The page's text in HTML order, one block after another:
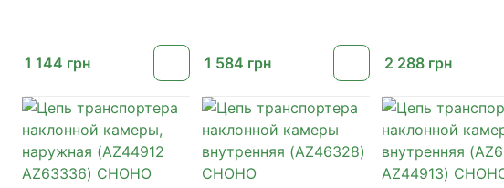
1 144 грн 1 584 грн 2 288 грн